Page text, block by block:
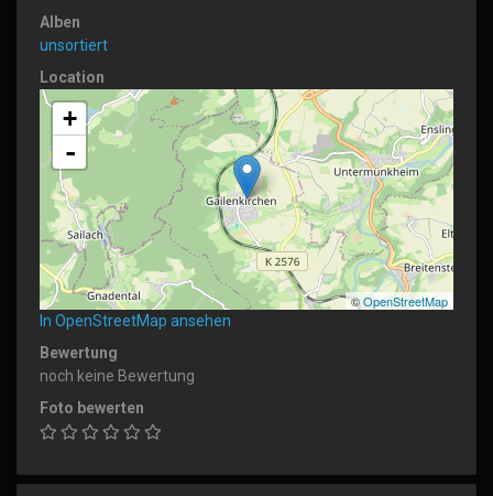
Alben
unsortiert
Location
+
-
©OpenStreetMap
In OpenStreetMap ansehen
Bewertung
noch keine Bewertung
Foto bewerten